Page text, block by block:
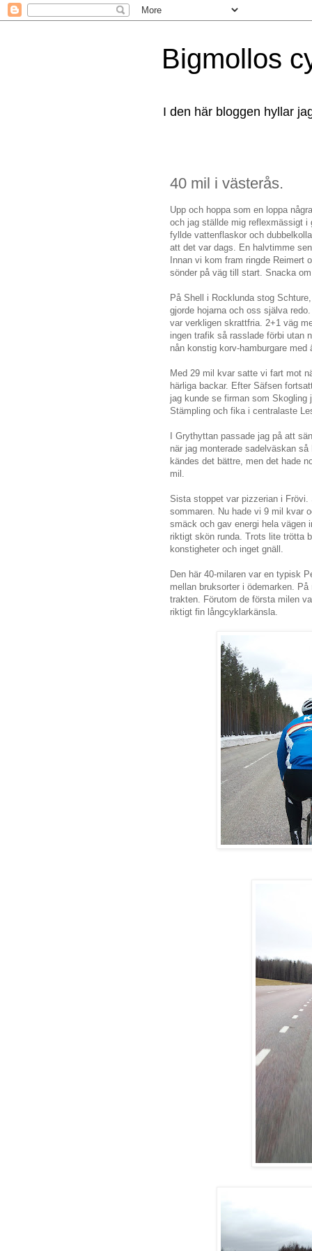
Bigmollos
I den här bloggen hyllar
40 mil i västerås.
Upp och hoppa som en loppa
och jag ställde mig reflexmässigt i
fyllde vattenflaskor och
att det var dags. En halvtimme
Innan vi kom fram ringde Reimert
sönder på väg till start. Snacka
På Shell i Rocklunda stog
gjorde hojarna och oss själva
var verkligen skrattfria. 2+1 väg
ingen trafik så rasslade förbi utan
nån konstig korv-hamburgare med
Med 29 mil kvar satte vi fart mot
härliga backar. Efter Säfsen
jag kunde se firman som Skogling
Stämpling och fika i centralaste
I Grythyttan passade jag på att
när jag monterade sadelväskan
kändes det bättre, men det hade
mil.
Sista stoppet var pizzerian i
sommaren. Nu hade vi 9 mil kvar
smäck och gav energi hela
riktigt skön runda. Trots lite trötta
konstigheter och inget gnäll.
Den här 40-milaren var en typisk
mellan bruksorter i ödemarken.
trakten. Förutom de första milen
riktigt fin långcyklarkänsla.